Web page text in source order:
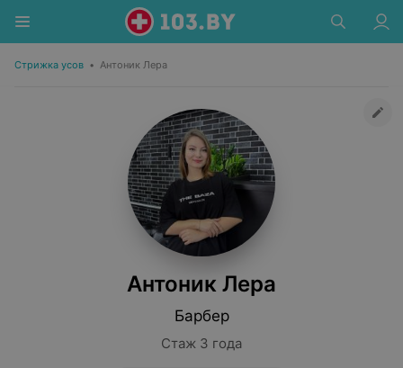
Стрижка усов • Антоник Лера
Антоник Лера
Барбер
Стаж 3 года